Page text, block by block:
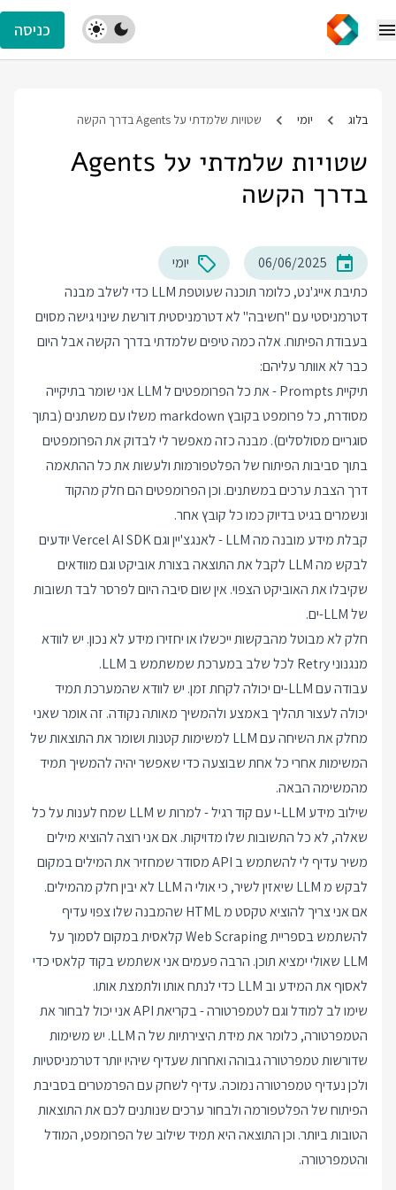
כניסה
בלוג יומי שטויות שלמדתי על Agents בדרך הקשה
שטויות שלמדתי על Agents
בדרך הקשה
06/06/2025
יומי
כתיבת אייג'נט, כלומר תוכנה שעוטפת LLM כדי לשלב מבנה
דטרמניסטי עם "חשיבה" לא דטרמניסטית דורשת שינוי גישה מסוים
בעבודת הפיתוח. אלה כמה טיפים שלמדתי בדרך הקשה אבל היום
כבר לא אוותר עליהם:
תיקיית Prompts - את כל הפרומפטים ל LLM אני שומר בתיקייה
מסודרת, כל פרומפט בקובץ markdown משלו עם משתנים (בתוך
סוגריים מסולסלים). מבנה כזה מאפשר לי לבדוק את הפרומפטים
בתוך סביבות הפיתוח של הפלטפורמות ולעשות את כל ההתאמה
דרך הצבת ערכים במשתנים. וכן הפרומפטים הם חלק מהקוד
ונשמרים בגיט בדיוק כמו כל קובץ אחר.
קבלת מידע מובנה מה LLM - לאנגצ'יין וגם Vercel AI SDK יודעים
לבקש מה LLM לקבל את התוצאה בצורת אוביקט וגם מוודאים
שקיבלו את האוביקט הצפוי. אין שום סיבה היום לפרסר לבד תשובות
של LLM-ים.
חלק לא מבוטל מהבקשות ייכשלו או יחזירו מידע לא נכון. יש לוודא
מנגנוני Retry לכל שלב במערכת שמשתמש ב LLM.
עבודה עם LLM-ים יכולה לקחת זמן. יש לוודא שהמערכת תמיד
יכולה לעצור תהליך באמצע ולהמשיך מאותה נקודה. זה אומר שאני
מחלק את השיחה עם LLM למשימות קטנות ושומר את התוצאות של
המשימות אחרי כל אחת שבוצעה כדי שאפשר יהיה להמשיך תמיד
מהמשימה הבאה.
שילוב מידע LLM-י עם קוד רגיל - למרות ש LLM שמח לענות על כל
שאלה, לא כל התשובות שלו מדויקות. אם אני רוצה להוציא מילים
משיר עדיף לי להשתמש ב API מסודר שמחזיר את המילים במקום
לבקש מ LLM שיאזין לשיר, כי אולי ה LLM לא יבין חלק מהמילים.
אם אני צריך להוציא טקסט מ HTML שהמבנה שלו צפוי עדיף
להשתמש בספריית Web Scraping קלאסית במקום לסמוך על
LLM שאולי ימציא תוכן. הרבה פעמים אני אשתמש בקוד קלאסי כדי
לאסוף את המידע וב LLM כדי לנתח אותו ולתמצת אותו.
שימו לב למודל וגם לטמפרטורה - בקריאת API אני יכול לבחור את
הטמפרטורה, כלומר את מידת היצירתיות של ה LLM. יש משימות
שדורשות טמפרטורה גבוהה ואחרות שעדיף שיהיו יותר דטרמניסטיות
ולכן נעדיף טמפרטורה נמוכה. עדיף לשחק עם הפרמטרים בסביבת
הפיתוח של הפלטפורמה ולבחור ערכים שנותנים לכם את התוצאות
הטובות ביותר. וכן התוצאה היא תמיד שילוב של הפרומפט, המודל
והטמפרטורה.